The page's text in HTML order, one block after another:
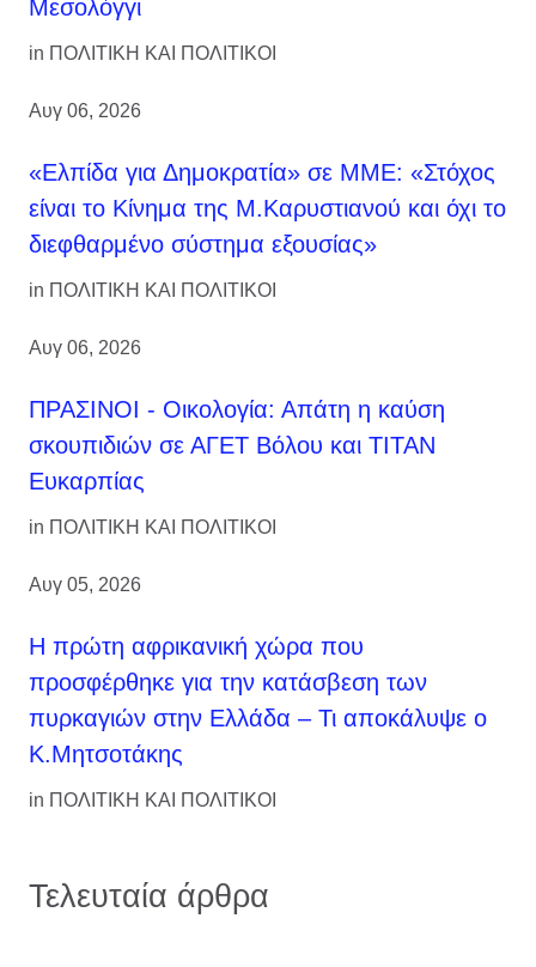
Μεσολόγγι
in ΠΟΛΙΤΙΚΗ ΚΑΙ ΠΟΛΙΤΙΚΟΙ
Αυγ 06, 2026
«Ελπίδα για Δημοκρατία» σε ΜΜΕ: «Στόχος
είναι το Κίνημα της Μ.Καρυστιανού και όχι το
διεφθαρμένο σύστημα εξουσίας»
in ΠΟΛΙΤΙΚΗ ΚΑΙ ΠΟΛΙΤΙΚΟΙ
Αυγ 06, 2026
ΠΡΑΣΙΝΟΙ - Οικολογία: Απάτη η καύση
σκουπιδιών σε ΑΓΕΤ Βόλου και ΤΙΤΑΝ
Ευκαρπίας
in ΠΟΛΙΤΙΚΗ ΚΑΙ ΠΟΛΙΤΙΚΟΙ
Αυγ 05, 2026
Η πρώτη αφρικανική χώρα που
προσφέρθηκε για την κατάσβεση των
πυρκαγιών στην Ελλάδα – Τι αποκάλυψε ο
Κ.Μητσοτάκης
in ΠΟΛΙΤΙΚΗ ΚΑΙ ΠΟΛΙΤΙΚΟΙ
Τελευταία άρθρα